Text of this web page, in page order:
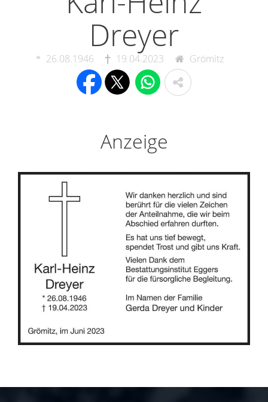
Dreyer
26.08.1946 19.04.2023 Grömitz
Anzeige